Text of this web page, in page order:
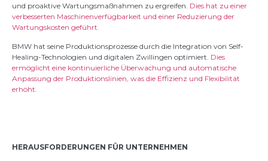
und proaktive Wartungsmaßnahmen zu ergreifen. Dies hat zu einer
verbesserten Maschinenverfügbarkeit und einer Reduzierung der
Wartungskosten geführt.
BMW hat seine Produktionsprozesse durch die Integration von Self-
Healing-Technologien und digitalen Zwillingen optimiert. Dies
ermöglicht eine kontinuierliche Überwachung und automatische
Anpassung der Produktionslinien, was die Effizienz und Flexibilität
erhöht.
HERAUSFORDERUNGEN FÜR UNTERNEHMEN